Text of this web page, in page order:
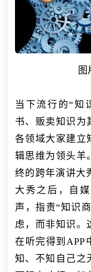
图
当下流行的“知
书、贩卖知识为
各领域大家建立
辑思维为领头羊
终的跨年演讲大
大秀之后，自
声，指责“知识
虑，而非知识。
在听完得到APP
知、不知自己之